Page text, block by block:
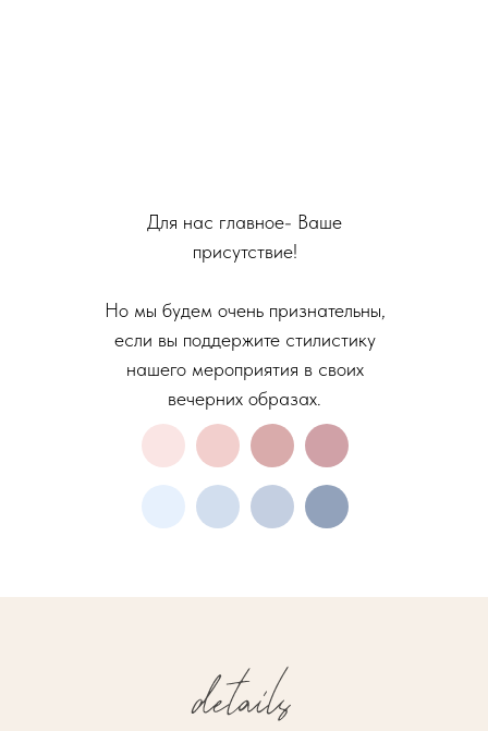
Для нас главное- Ваше
присутствие!
Но мы будем очень признательны,
если вы поддержите стилистику
нашего мероприятия в своих
вечерних образах.